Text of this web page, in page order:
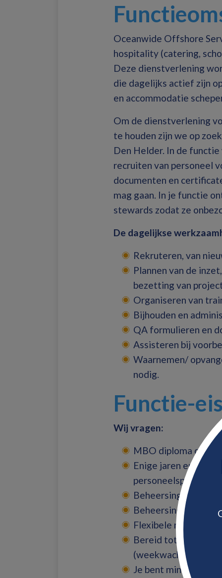
Oceanwide Offshore
hospitality (catering,
Deze dienstverlening
die dagelijks actief zijn
en accommodatie
Om de dienstverlening
te houden zijn we op
Den Helder. In de
recruiten van personeel
documenten en
mag gaan. In je functie
stewards zodat ze
De dagelijkse
Rekruteren, van
Plannen van de
bezetting van
Organiseren van
Bijhouden en
QA formulieren en
Assisteren bij
Waarnemen/
nodig.
Functie-
Wij vragen:
MBO diploma of
Enige jaren ervaring
personeelsplanning,
Beheersing van
Beheersing van de
Flexibele no-
Bereid tot
(weekwacht),
Je bent minimaal 32